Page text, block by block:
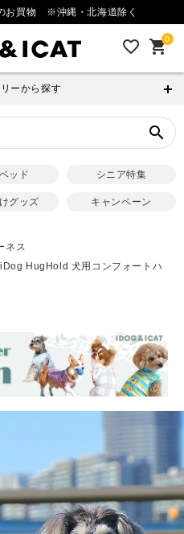
お買物 ※沖縄・北海道除く
favorite_outline 0
shopping_cart
ーから探す
search
ッド シニア特集
グッズ キャンペーン
ネス
HugHold 犬用コンフォートハ